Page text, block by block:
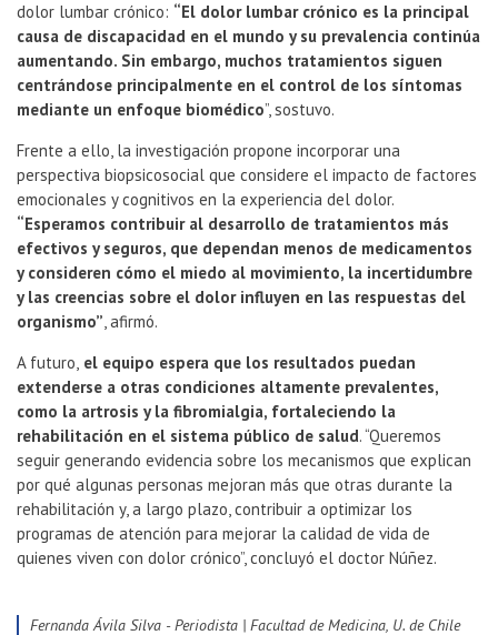
dolor lumbar crónico: “El dolor lumbar crónico es la principal
causa de discapacidad en el mundo y su prevalencia continúa
aumentando. Sin embargo, muchos tratamientos siguen
centrándose principalmente en el control de los síntomas
mediante un enfoque biomédico”, sostuvo.
Frente a ello, la investigación propone incorporar una
perspectiva biopsicosocial que considere el impacto de factores
emocionales y cognitivos en la experiencia del dolor.
“Esperamos contribuir al desarrollo de tratamientos más
efectivos y seguros, que dependan menos de medicamentos
y consideren cómo el miedo al movimiento, la incertidumbre
y las creencias sobre el dolor influyen en las respuestas del
organismo”, afirmó.
A futuro, el equipo espera que los resultados puedan
extenderse a otras condiciones altamente prevalentes,
como la artrosis y la fibromialgia, fortaleciendo la
rehabilitación en el sistema público de salud. “Queremos
seguir generando evidencia sobre los mecanismos que explican
por qué algunas personas mejoran más que otras durante la
rehabilitación y, a largo plazo, contribuir a optimizar los
programas de atención para mejorar la calidad de vida de
quienes viven con dolor crónico”, concluyó el doctor Núñez.
Fernanda Ávila Silva - Periodista | Facultad de Medicina, U. de Chile